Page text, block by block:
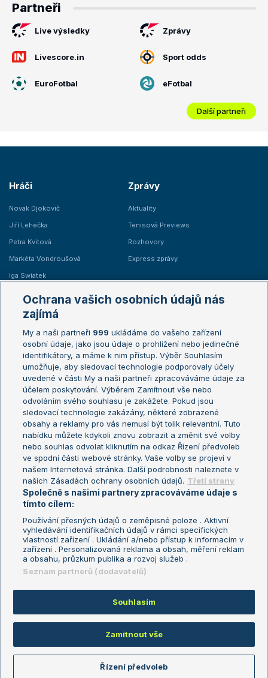
Partneři
Live výsledky Zprávy
Livescore.in Sport odds
EuroFotbal eFotbal
Další partneři
Hráči
Novak Djokovič
Jiří Lehečka
Petra Kvitová
Markéta Vondroušová
Iga Swiatek
Zprávy
Aktuality
Tenisová Previews
Rozhovory
Express zprávy
Žebříčky
Žebříček ATP (muži)
Žebříček WTA (ženy)
Sázkařský žebříček
Australian Open
French Open
Wimbledon
US Open
Turnaj mistrů
Turnaj mistryň
Aktualní trendy
Fotbalové přestupy
Livesport Daily
LS Prague Open
Podmínky užití
Nastavení soukromí
GDPR a žurnalistika
Reklama
Kontakt
Informace o zpracování osobních
údajů
Copyright © 2008-2026 TenisPortal.cz. Využíváme zpravodajství ČTK.
Ochrana vašich osobních údajů nás
zajímá
My a naši partneři 999 ukládáme do vašeho zařízení
osobní údaje, jako jsou údaje o prohlížení nebo jedinečné
identifikátory, a máme k nim přístup. Výběr Souhlasím
umožňuje, aby sledovací technologie podporovaly účely
uvedené v části My a naši partneři zpracováváme údaje za
účelem poskytování. Výběrem Zamítnout vše nebo
odvoláním svého souhlasu je zakážete. Pokud jsou
sledovací technologie zakázány, některé zobrazené
obsahy a reklamy pro vás nemusí být tolik relevantní. Tuto
nabídku můžete kdykoli znovu zobrazit a změnit své volby
nebo souhlas odvolat kliknutím na odkaz Řízení předvoleb
ve spodní části webové stránky. Vaše volby se projeví v
našem Internetová stránka. Další podrobnosti naleznete v
našich Zásadách ochrany osobních údajů. Třetí strany
Společně s našimi partnery zpracováváme údaje s
tímto cílem:
Používání přesných údajů o zeměpisné poloze . Aktivní
vyhledávání identifikačních údajů v rámci specifických
vlastností zařízení . Ukládání a/nebo přístup k informacím v
zařízení . Personalizovaná reklama a obsah, měření reklam
a obsahu, průzkum publika a rozvoj služeb .
Seznam partnerů (dodavatelů)
Souhlasím
Zamítnout vše
Řízení předvoleb